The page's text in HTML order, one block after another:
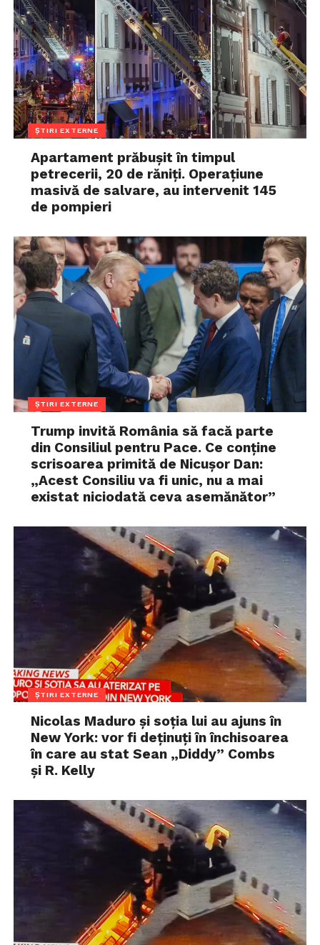
ȘTIRI EXTERNE
Apartament prăbușit în timpul
petrecerii, 20 de răniți. Operațiune
masivă de salvare, au intervenit 145
de pompieri
ȘTIRI EXTERNE
Trump invită România să facă parte
din Consiliul pentru Pace. Ce conține
scrisoarea primită de Nicușor Dan:
„Acest Consiliu va fi unic, nu a mai
existat niciodată ceva asemănător”
ȘTIRI EXTERNE
Nicolas Maduro și soția lui au ajuns în
New York: vor fi deținuți în închisoarea
în care au stat Sean „Diddy” Combs
și R. Kelly